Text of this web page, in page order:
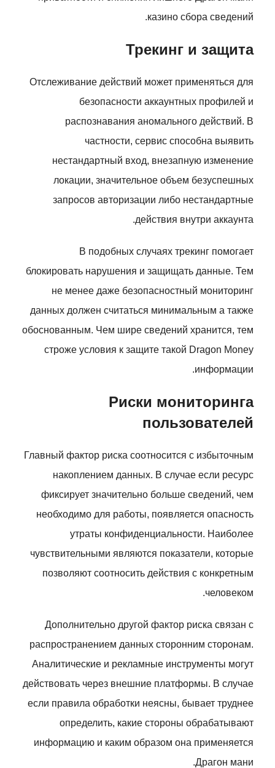
казино сбора сведений.
Трекинг и защита
Отслеживание действий может применяться для
безопасности аккаунтных профилей и
распознавания аномального действий. В
частности, сервис способна выявить
нестандартный вход, внезапную изменение
локации, значительное объем безуспешных
запросов авторизации либо нестандартные
действия внутри аккаунта.
В подобных случаях трекинг помогает
блокировать нарушения и защищать данные. Тем
не менее даже безопасностный мониторинг
данных должен считаться минимальным а также
обоснованным. Чем шире сведений хранится, тем
строже условия к защите такой Dragon Money
информации.
Риски мониторинга
пользователей
Главный фактор риска соотносится с избыточным
накоплением данных. В случае если ресурс
фиксирует значительно больше сведений, чем
необходимо для работы, появляется опасность
утраты конфиденциальности. Наиболее
чувствительными являются показатели, которые
позволяют соотносить действия с конкретным
человеком.
Дополнительно другой фактор риска связан с
распространением данных сторонним сторонам.
Аналитические и рекламные инструменты могут
действовать через внешние платформы. В случае
если правила обработки неясны, бывает труднее
определить, какие стороны обрабатывают
информацию и каким образом она применяется
Драгон мани.